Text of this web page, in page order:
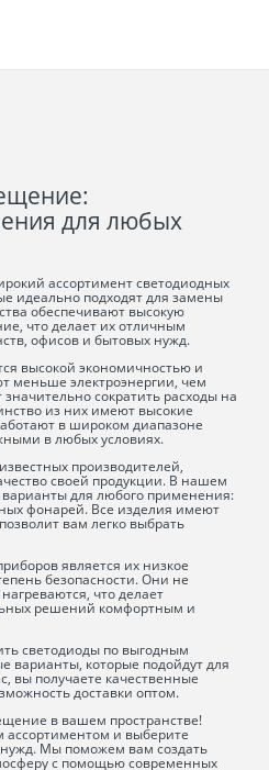
для любых
ассортимент светодиодных
идеально подходят для замены
обеспечивают высокую
что делает их отличным
офисов и бытовых нужд.
высокой экономичностью и
меньше электроэнергии, чем
сократить расходы на
из них имеют высокие
в широком диапазоне
в любых условиях.
производителей,
своей продукции. В нашем
для любого применения:
фонарей. Все изделия имеют
вам легко выбрать
является их низкое
безопасности. Они не
что делает
решений комфортным и
светодиоды по выгодным
варианты, которые подойдут для
вы получаете качественные
доставки оптом.
в вашем пространстве!
и выберите
Мы поможем вам создать
с помощью современных